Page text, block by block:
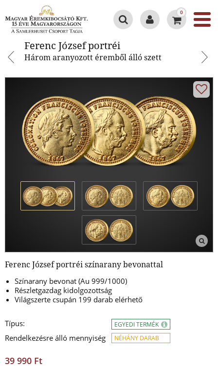
0
Ferenc József portréi
Három aranyozott éremből álló szett
Ferenc József portréi színarany bevonattal
Színarany bevonat (Au 999/1000)
Részletgazdag kidolgozottság
Világszerte csupán 199 darab elérhető
Típus:
Rendelkezésre álló mennyiség
EGYEDI TERMÉK
NÉHÁNY DARAB
39 990 Ft
Ferenc József portréi